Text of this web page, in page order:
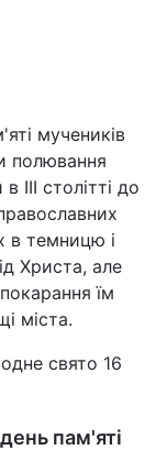
мучеників
полювання
III столітті до
в темницю і
Христа, але
їм
міста.
свято 16
пам'яті